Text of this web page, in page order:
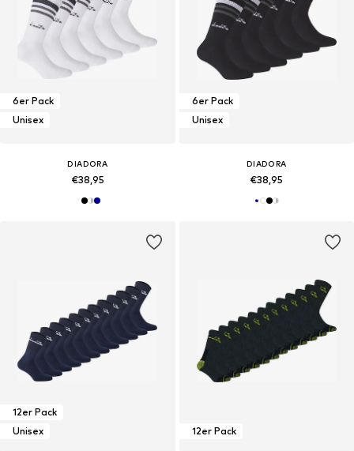
6er Pack
Unisex
DIADORA
€38,95
6er Pack
Unisex
DIADORA
€38,95
12er Pack
Unisex
12er Pack